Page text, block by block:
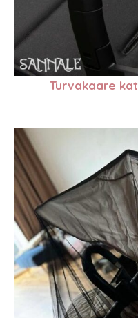
Turvakaare